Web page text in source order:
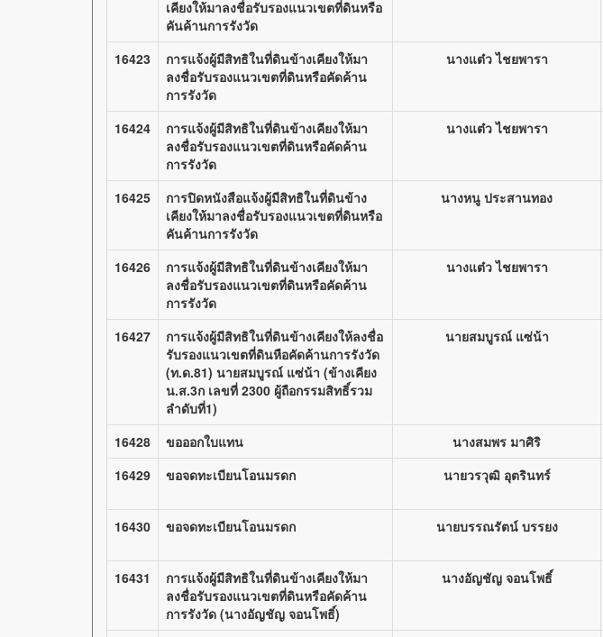
เคียงให้มาลงชื่อรับรองแนวเขตที่ดินหรือ
คันค้านการรังวัด
16423
การแจ้งผู้มีสิทธิในที่ดินข้างเคียงให้มา
ลงชื่อรับรองแนวเขตที่ดินหรือคัดค้าน
การรังวัด
นางแต๋ว ไชยพารา
16424
การแจ้งผู้มีสิทธิในที่ดินข้างเคียงให้มา
ลงชื่อรับรองแนวเขตที่ดินหรือคัดค้าน
การรังวัด
นางแต๋ว ไชยพารา
16425
การปิดหนังสือแจ้งผู้มีสิทธิในที่ดินข้าง
เคียงให้มาลงชื่อรับรองแนวเขตที่ดินหรือ
คันค้านการรังวัด
นางหนู ประสานทอง
16426
การแจ้งผู้มีสิทธิในที่ดินข้างเคียงให้มา
ลงชื่อรับรองแนวเขตที่ดินหรือคัดค้าน
การรังวัด
นางแต๋ว ไชยพารา
16427
การแจ้งผู้มีสิทธิในที่ดินข้างเคียงให้ลงชื่อ
รับรองแนวเขตที่ดินหือคัดค้านการรังวัด
(ท.ด.81) นายสมบูรณ์ แซ่น้า (ข้างเคียง
น.ส.3ก เลขที่ 2300 ผู้ถือกรรมสิทธิ์รวม
ลำดับที่1)
นายสมบูรณ์ แซ่น้า
16428 ขอออกใบแทน นางสมพร มาศิริ
16429
ขอจดทะเบียนโอนมรดก นายวรวุฒิ อุตรินทร์
16430
ขอจดทะเบียนโอนมรดก นายบรรณรัตน์ บรรยง
16431
การแจ้งผู้มีสิทธิในที่ดินข้างเคียงให้มา
ลงชื่อรับรองแนวเขตที่ดินหรือคัดค้าน
การรังวัด (นางอัญชัญ จอนโพธิ์)
นางอัญชัญ จอนโพธิ์